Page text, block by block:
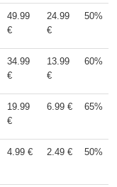
49.99
€
24.99
€
50%
34.99
€
13.99
€
60%
19.99
€
6.99 € 65%
4.99 € 2.49 € 50%